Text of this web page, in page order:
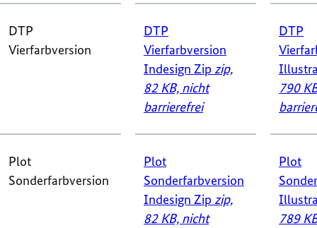
DTP
Vierfarbversion
DTP
Vierfarbversion
Indesign Zip zip,
82 KB, nicht
barrierefrei
DTP
790
Plot
Sonderfarbversion
Plot
Sonderfarbversion
Indesign Zip zip,
82 KB, nicht
Plot
789